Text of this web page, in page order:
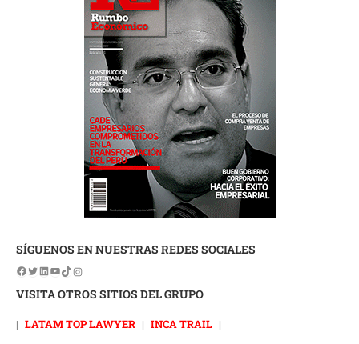
SÍGUENOS EN NUESTRAS REDES SOCIALES
VISITA OTROS SITIOS DEL GRUPO
| LATAM TOP LAWYER | INCA TRAIL |